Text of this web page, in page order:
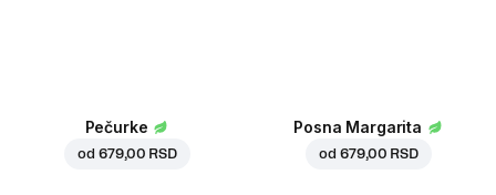
Pečurke
od 679,00 RSD
Posna Margarita
od 679,00 RSD